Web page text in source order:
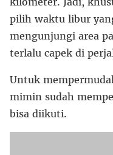
pilih waktu libur
mengunjungi area
terlalu capek di
Untuk
mimin sudah
bisa diikuti.